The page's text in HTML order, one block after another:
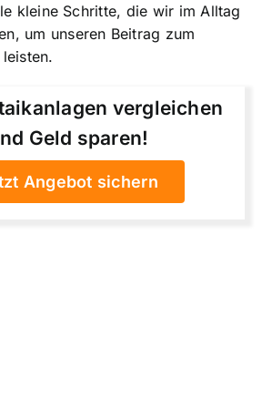
kleine Schritte, die wir im Alltag
um unseren Beitrag zum
vergleichen
Geld sparen!
Angebot sichern